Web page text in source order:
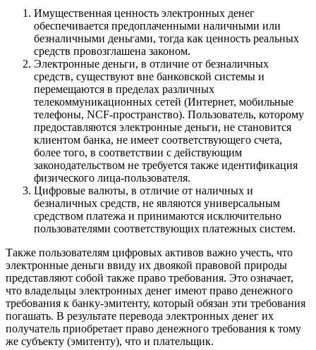
Имущественная ценность электронных денег
обеспечивается предоплаченными наличными или
безналичными деньгами, тогда как ценность реальных
средств провозглашена законом.
Электронные деньги, в отличие от безналичных
средств, существуют вне банковской системы и
перемещаются в пределах различных
телекоммуникационных сетей (Интернет, мобильные
телефоны, NCF-пространство). Пользователь, которому
предоставляются электронные деньги, не становится
клиентом банка, не имеет соответствующего счета,
более того, в соответствии с действующим
законодательством не требуется также идентификация
физического лица-пользователя.
Цифровые валюты, в отличие от наличных и
безналичных средств, не являются универсальным
средством платежа и принимаются исключительно
пользователями соответствующих платежных систем.
Также пользователям цифровых активов важно учесть, что
электронные деньги ввиду их двоякой правовой природы
представляют собой также право требования. Это означает,
что владельцы электронных денег имеют право денежного
требования к банку-эмитенту, который обязан эти требования
погашать. В результате перевода электронных денег их
получатель приобретает право денежного требования к тому
же субъекту (эмитенту), что и плательщик.